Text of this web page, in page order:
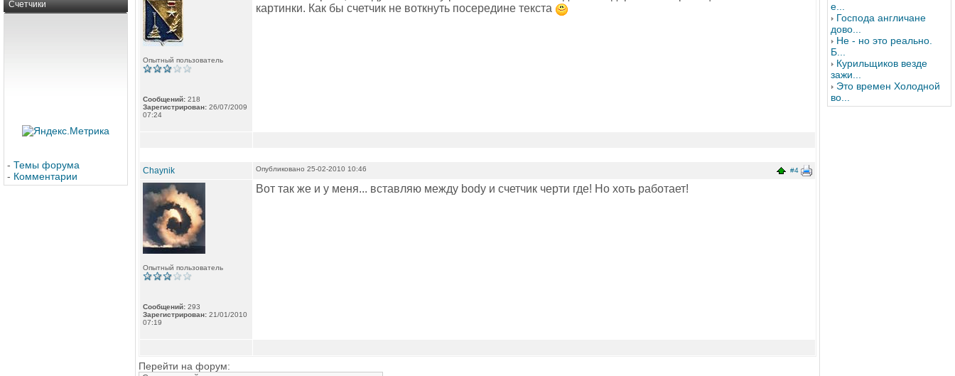
Счетчики
- Темы форума
- Комментарии
Опытный пользователь
Сообщений: 218
Зарегистрирован: 26/07/2009
07:24
картинки. Как бы счетчик не воткнуть посередине текста
Chaynik #4
Опубликовано 25-02-2010 10:46
Опытный пользователь
Сообщений: 293
Зарегистрирован: 21/01/2010
07:19
Вот так же и у меня... вставляю между body и счетчик черти где! Но хоть работает!
Перейти на форум:
е...
Господа англичане
дово...
Не - но это реально.
Б...
Курильщиков везде
зажи...
Это времен Холодной
во...